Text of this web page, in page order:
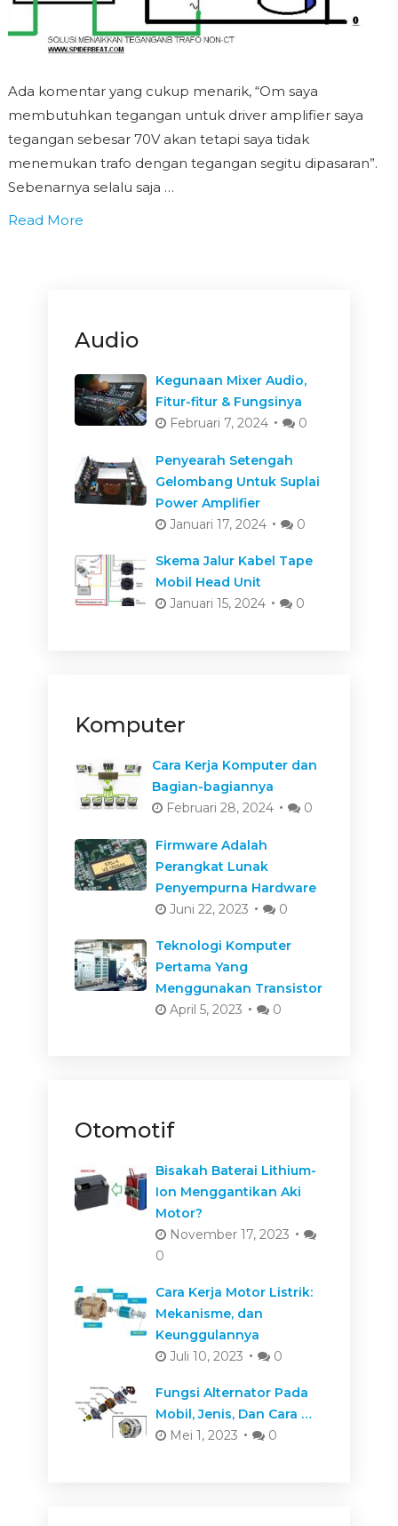
Ada komentar yang cukup menarik, “Om saya
membutuhkan tegangan untuk driver amplifier saya
tegangan sebesar 70V akan tetapi saya tidak
menemukan trafo dengan tegangan segitu dipasaran”.
Sebenarnya selalu saja …
Read More
Audio
Kegunaan Mixer Audio,
Fitur-fitur & Fungsinya
Februari 7, 2024
0
Penyearah Setengah
Gelombang Untuk Suplai
Power Amplifier
Januari 17, 2024
0
Skema Jalur Kabel Tape
Mobil Head Unit
Januari 15, 2024
0
Komputer
Cara Kerja Komputer dan
Bagian-bagiannya
Februari 28, 2024
0
Firmware Adalah
Perangkat Lunak
Penyempurna Hardware
Juni 22, 2023
0
Teknologi Komputer
Pertama Yang
Menggunakan Transistor
April 5, 2023
0
Otomotif
Bisakah Baterai Lithium-
Ion Menggantikan Aki
Motor?
November 17, 2023
0
Cara Kerja Motor Listrik:
Mekanisme, dan
Keunggulannya
Juli 10, 2023
0
Fungsi Alternator Pada
Mobil, Jenis, Dan Cara …
Mei 1, 2023
0